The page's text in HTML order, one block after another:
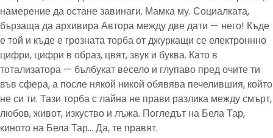
намерение да остане завинаги. Мамка му. Социалката,
бързаща да архивира Автора между две дати — него! Къде
е той и къде е грозната торба от джуркащи се електроннно
цифри, цифри в образ, цвят, звук и буква. Като в
тотализатора — бълбукат весело и глупаво пред очите ти
във сфера, а после някой никой обявява печелившия, който
не си ти. Тази торба с лайна не прави разлика между смърт,
любов, живот, изкуство и лъжа. Погледът на Бела Тар,
киното на Бела Тар… Да, те правят.